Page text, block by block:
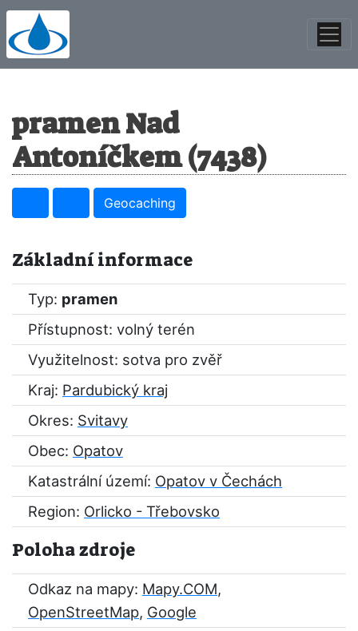
pramen Nad
Antoníčkem (7438)
Geocaching
Základní informace
Typ: pramen
Přístupnost: volný terén
Využitelnost: sotva pro zvěř
Kraj: Pardubický kraj
Okres: Svitavy
Obec: Opatov
Katastrální území: Opatov v Čechách
Region: Orlicko - Třebovsko
Poloha zdroje
Odkaz na mapy: Mapy.COM,
OpenStreetMap, Google